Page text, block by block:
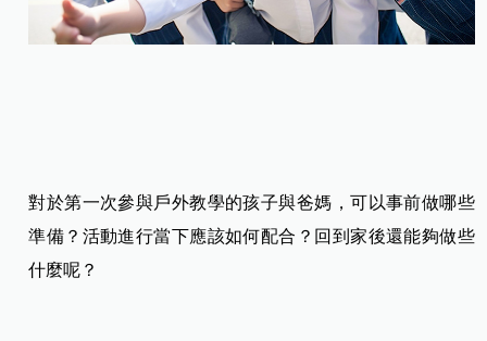
對於第一次參與戶外教學的孩子與爸媽，可以事前做哪些
準備？活動進行當下應該如何配合？回到家後還能夠做些
什麼呢？